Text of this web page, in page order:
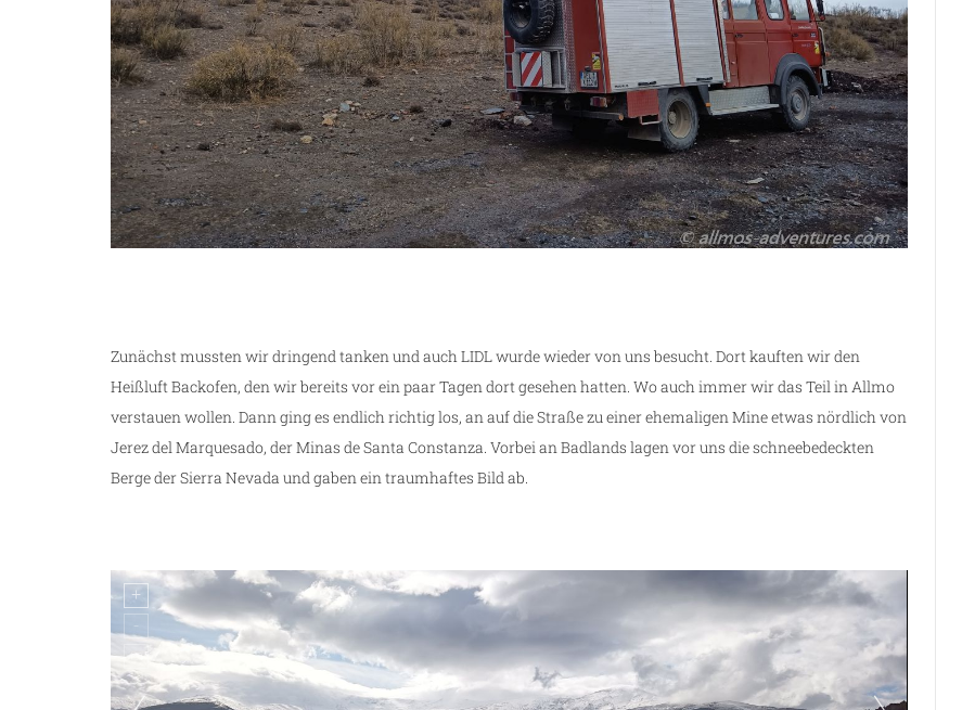
Zunächst mussten wir dringend tanken und auch LIDL wurde wieder von uns besucht. Dort kauften wir den
Heißluft Backofen, den wir bereits vor ein paar Tagen dort gesehen hatten. Wo auch immer wir das Teil in Allmo
verstauen wollen. Dann ging es endlich richtig los, an auf die Straße zu einer ehemaligen Mine etwas nördlich von
Jerez del Marquesado, der Minas de Santa Constanza. Vorbei an Badlands lagen vor uns die schneebedeckten
Berge der Sierra Nevada und gaben ein traumhaftes Bild ab.